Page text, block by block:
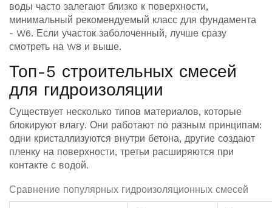
воды часто залегают близко к поверхности,
минимальный рекомендуемый класс для фундамента
- W6. Если участок заболоченный, лучше сразу
смотреть на W8 и выше.
Топ-5 строительных смесей
для гидроизоляции
Существует несколько типов материалов, которые
блокируют влагу. Они работают по разным принципам:
одни кристаллизуются внутри бетона, другие создают
пленку на поверхности, третьи расширяются при
контакте с водой.
Сравнение популярных гидроизоляционных смесей